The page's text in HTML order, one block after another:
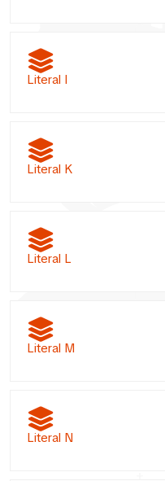
Literal I
Literal K
Literal L
Literal M
Literal N